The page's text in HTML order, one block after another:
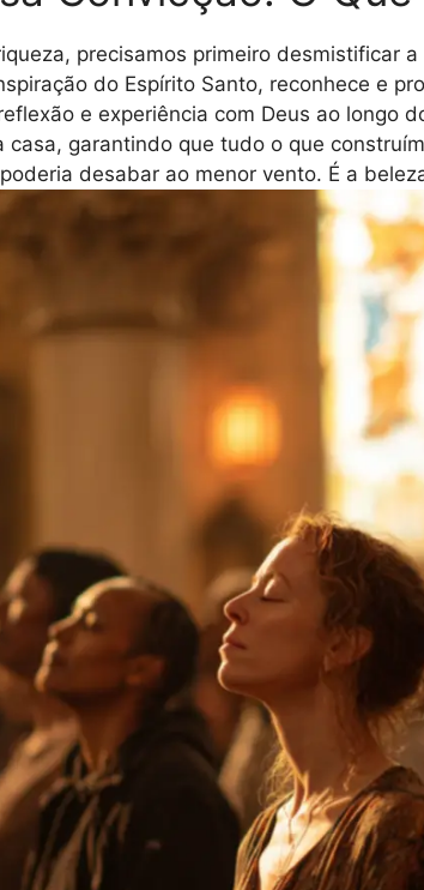
precisamos primeiro desmistificar
do Espírito Santo, reconhece e
e experiência com Deus ao longo
garantindo que tudo o que
desabar ao menor vento. É a